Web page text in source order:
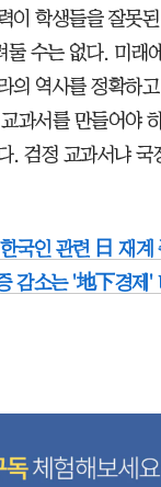
이 학생들을 잘못
둘 수는 없다. 미래
의 역사를 정확하
과서를 만들어야
. 검정 교과서냐 국
국인 관련 日 재계
감소는 '地下경제'